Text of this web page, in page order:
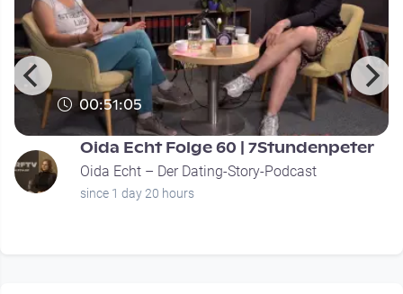
00:51:05
Oida Echt Folge 60 | 7Stundenpeter
Oida Echt – Der Dating-Story-Podcast
since 1 day 20 hours